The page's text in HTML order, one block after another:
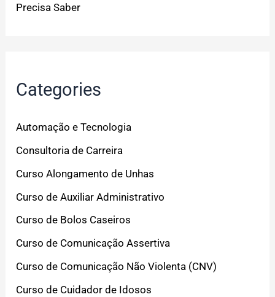
Precisa Saber
Categories
Automação e Tecnologia
Consultoria de Carreira
Curso Alongamento de Unhas
Curso de Auxiliar Administrativo
Curso de Bolos Caseiros
Curso de Comunicação Assertiva
Curso de Comunicação Não Violenta (CNV)
Curso de Cuidador de Idosos